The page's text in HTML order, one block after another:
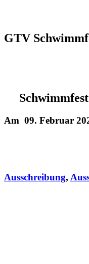
GTV
Am 09. Februar
Ausschreibung,